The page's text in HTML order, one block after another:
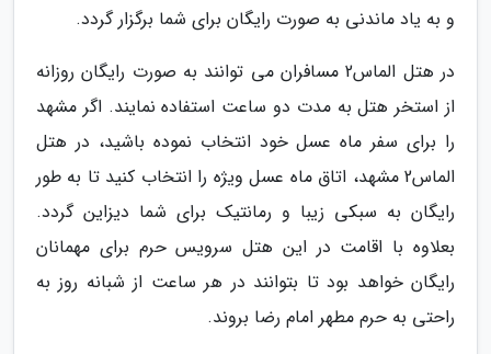
و به یاد ماندنی به صورت رایگان برای شما برگزار گردد.
در هتل الماس2 مسافران می توانند به صورت رایگان روزانه
از استخر هتل به مدت دو ساعت استفاده نمایند. اگر مشهد
را برای سفر ماه عسل خود انتخاب نموده باشید، در هتل
الماس2 مشهد، اتاق ماه عسل ویژه را انتخاب کنید تا به طور
رایگان به سبکی زیبا و رمانتیک برای شما دیزاین گردد.
بعلاوه با اقامت در این هتل سرویس حرم برای مهمانان
رایگان خواهد بود تا بتوانند در هر ساعت از شبانه روز به
راحتی به حرم مطهر امام رضا بروند.